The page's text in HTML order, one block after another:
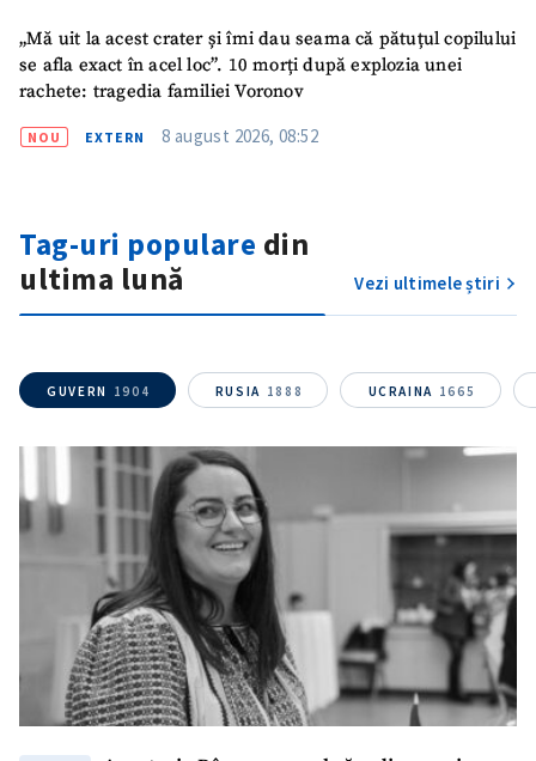
„Mă uit la acest crater și îmi dau seama că pătuțul copilului
se afla exact în acel loc”. 10 morți după explozia unei
rachete: tragedia familiei Voronov
NOU EXTERN 8 august 2026, 08:52
Tag-uri populare din
ultima lună
Vezi ultimele știri
GUVERN 1904 RUSIA 1888 UCRAINA 1665